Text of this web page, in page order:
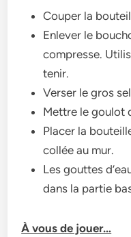
Couper la
Enlever le
compresse.
tenir.
Verser le gros
Mettre le goulot
Placer la
collée au mur.
Les gouttes
dans la partie
À vous de jouer…